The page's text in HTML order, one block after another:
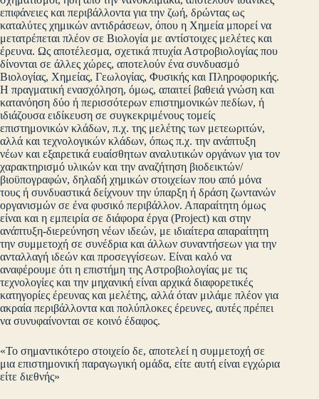
επιφάνειες και περιβάλλοντα για την ζωή, δρώντας ως
καταλύτες χημικών αντιδράσεων, όπου η Χημεία μπορεί να
μετατρέπεται πλέον σε Βιολογία με αντίστοιχες μελέτες και
έρευνα. Ως αποτέλεσμα, σχετικά πτυχία Αστροβιολογίας που
δίνονται σε άλλες χώρες, αποτελούν ένα συνδυασμό
Βιολογίας, Χημείας, Γεωλογίας, Φυσικής και Πληροφορικής.
Η πραγματική ενασχόληση, όμως, απαιτεί βαθειά γνώση και
κατανόηση δύο ή περισσότερων επιστημονικών πεδίων, ή
ιδιάζουσα ειδίκευση σε συγκεκριμένους τομείς
επιστημονικών κλάδων, π.χ. της μελέτης των μετεωριτών,
αλλά και τεχνολογικών κλάδων, όπως π.χ. την ανάπτυξη
νέων και εξαιρετικά ευαίσθητων αναλυτικών οργάνων για τον
χαρακτηρισμό υλικών και την αναζήτηση βιοδεικτών/
βιοϋπογραφών, δηλαδή χημικών στοιχείων που από μόνα
τους ή συνδυαστικά δείχνουν την ύπαρξη ή δράση ζωντανών
οργανισμών σε ένα φυσικό περιβάλλον. Απαραίτητη όμως
είναι και η εμπειρία σε διάφορα έργα (Project) και στην
ανάπτυξη-διερεύνηση νέων ιδεών, με ιδιαίτερα απαραίτητη
την συμμετοχή σε συνέδρια και άλλων συναντήσεων για την
ανταλλαγή ιδεών και προσεγγίσεων. Είναι καλό να
αναφέρουμε ότι η επιστήμη της Αστροβιολογίας με τις
τεχνολογίες και την μηχανική είναι αρχικά διαφορετικές
κατηγορίες έρευνας και μελέτης, αλλά όταν μιλάμε πλέον για
ακραία περιβάλλοντα και πολύπλοκες έρευνες, αυτές πρέπει
να συνυφαίνονται σε κοινό έδαφος.
«Το σημαντικότερο στοιχείο δε, αποτελεί η συμμετοχή σε
μια επιστημονική παραγωγική ομάδα, είτε αυτή είναι εγχώρια
είτε διεθνής»